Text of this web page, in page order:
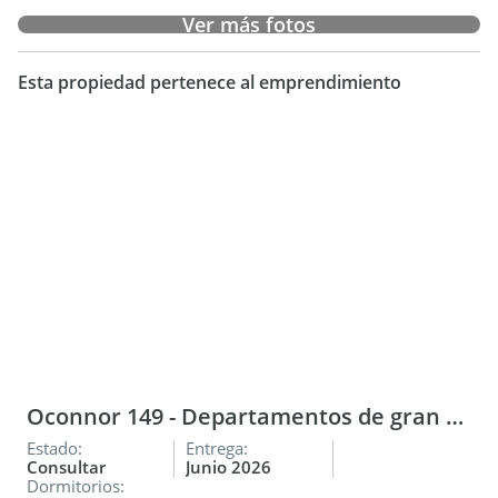
Ver más fotos
Esta propiedad pertenece al emprendimiento
Oconnor 149 - Departamentos de gran Categoría
Estado:
Consultar
Entrega:
Junio 2026
Dormitorios: